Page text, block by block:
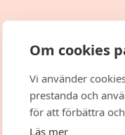
Om cookies
Vi använder
prestanda och
för att förbättra
Läs mer